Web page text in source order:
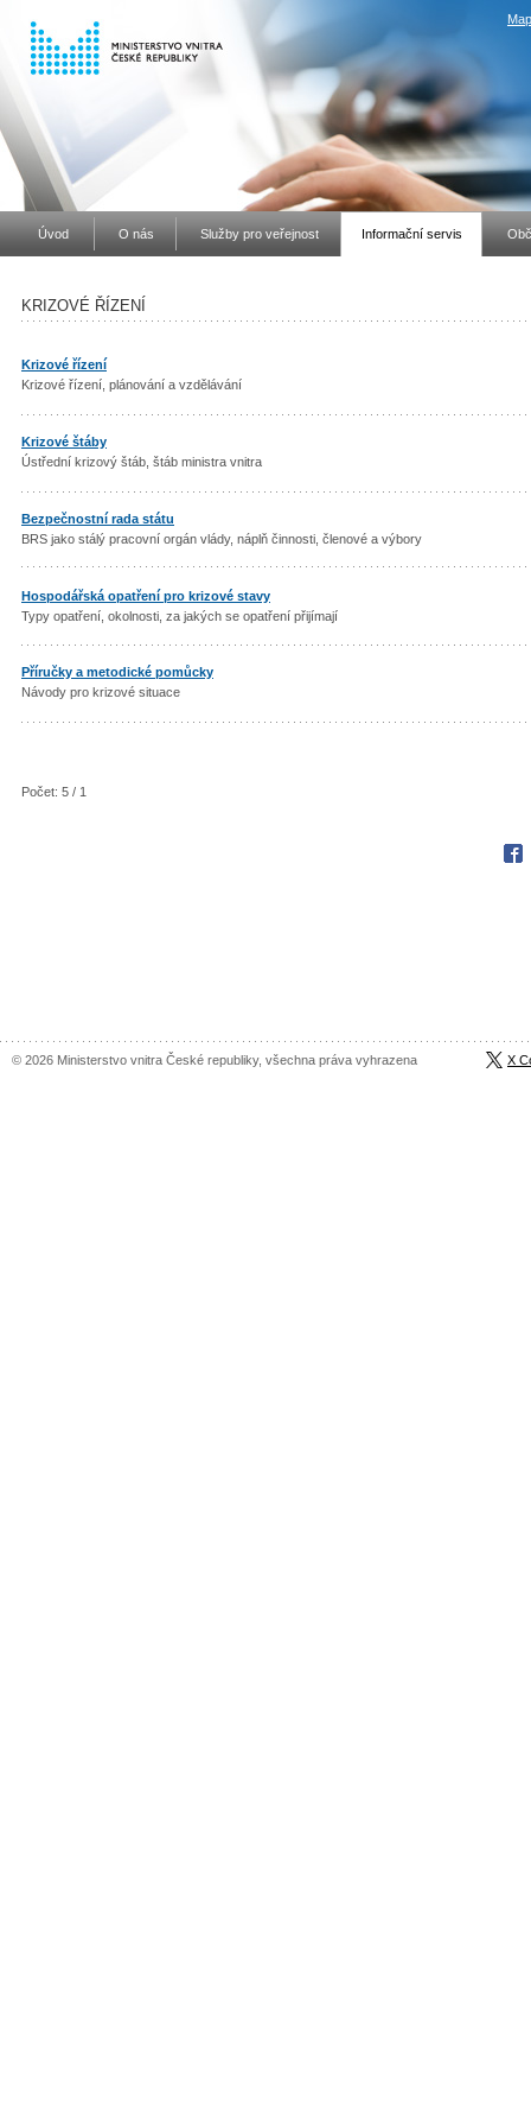
Úvod O nás Služby pro veřejnost Informační servis
KRIZOVÉ ŘÍZENÍ
Krizové řízení
Krizové řízení, plánování a vzdělávání
Krizové štáby
Ústřední krizový štáb, štáb ministra vnitra
Bezpečnostní rada státu
BRS jako stálý pracovní orgán vlády, náplň činnosti, členové a výbory
Hospodářská opatření pro krizové stavy
Typy opatření, okolnosti, za jakých se opatření přijímají
Příručky a metodické pomůcky
Návody pro krizové situace
Počet: 5 / 1
© 2026 Ministerstvo vnitra České republiky, všechna práva vyhrazena X